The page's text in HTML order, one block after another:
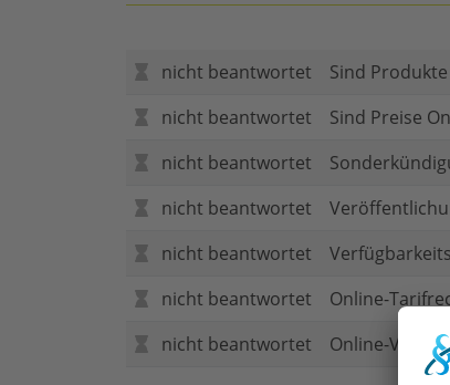
nicht beantwortet
Sind
nicht beantwortet
Sind Preise
nicht beantwortet
nicht beantwortet
nicht beantwortet
nicht beantwortet
Online-
nicht beantwortet
Online-